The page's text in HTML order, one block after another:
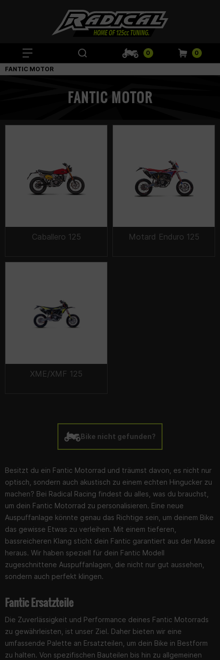
0 0
FANTIC MOTOR
FANTIC MOTOR
Caballero 125 Motard Enduro 125
XME/XMF 125
Bike nicht gefunden?
Besitzt du ein Fantic Motorrad und träumst davon, es nicht nur
optisch, sondern auch akustisch zu einem echten Hingucker zu
machen? Bei Radical Racing findest du alles, was du brauchst,
um dein Fantic Motorrad zu personalisieren. Eine neue
Auspuffanlage könnte genau das Richtige sein, um deinem Bike
das gewisse Etwas zu verleihen. Mit einem tieferen,
bassreicheren Klang sticht dein Fantic garantiert aus der Masse
heraus. Wir haben speziell für dein Fantic Modell
zugeschnittene Auspuffanlagen, die nicht nur gut aussehen,
sondern auch perfekt klingen.
Fantic Ersatzteile
Die Zuverlässigkeit und Performance deines Fantic Motorrads
zu gewährleisten, ist unser Ziel. Daher bieten wir eine
umfassende Palette an Ersatzteilen, um dein Bike in Bestform
zu halten. Von spezifischen Bauteilen bis hin zu allgemeinen